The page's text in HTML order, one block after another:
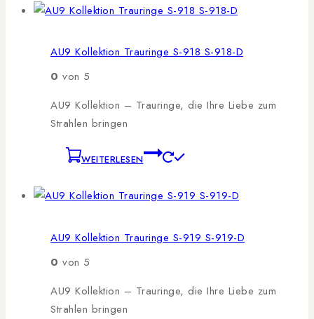
AU9 Kollektion Trauringe S-918 S-918-D
0 von 5
AU9 Kollektion – Trauringe, die Ihre Liebe zum
Strahlen bringen
WEITERLESEN
AU9 Kollektion Trauringe S-919 S-919-D
0 von 5
AU9 Kollektion – Trauringe, die Ihre Liebe zum
Strahlen bringen